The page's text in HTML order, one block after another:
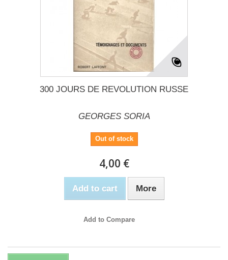
300 JOURS DE REVOLUTION RUSSE
GEORGES SORIA
Out of stock
4,00 €
Add to cart More
Add to Compare